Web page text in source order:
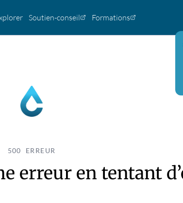
Soutien-conseil Formations
500 ERREUR
erreur en tentant